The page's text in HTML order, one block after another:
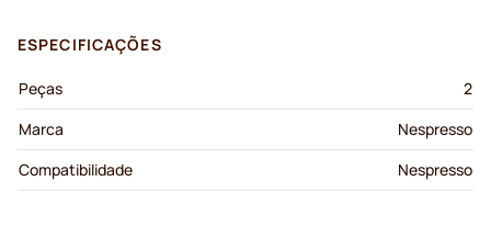
ESPECIFICAÇÕES
Peças
2
Marca
Nespresso
Compatibilidade
Nespresso